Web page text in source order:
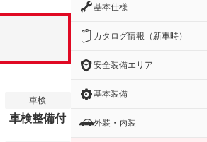
車検
車検整備付
基本仕様
カタログ情報（新車時）
安全装備エリア
基本装備
外装・内装